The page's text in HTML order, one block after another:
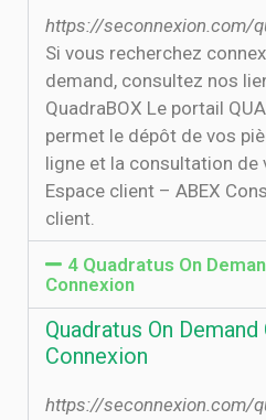
https://seconnexion.com/
Si vous recherchez
demand, consultez nos
QuadraBOX Le portail
permet le dépôt de vos
ligne et la consultation de
Espace client – ABEX
client.
4 Quadratus On
Connexion
Quadratus On
Connexion
https://seconnexion.com/